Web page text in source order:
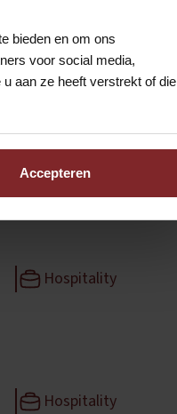
bieden en om ons
voor social media,
aan ze heeft verstrekt of die
Accepteren
Mobiliteit
Hospitality
Hospitality